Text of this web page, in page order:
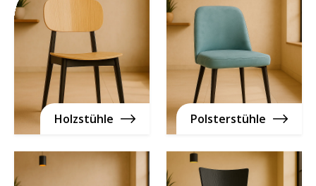
Holzstühle Polsterstühle